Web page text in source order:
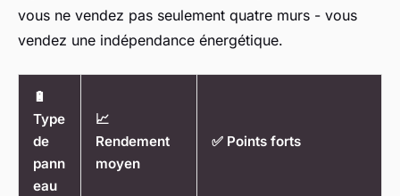
vous ne vendez pas seulement quatre murs - vous
vendez une indépendance énergétique.
🔋
Type
de
pann
eau
📈
Rendement
moyen
✅ Points forts